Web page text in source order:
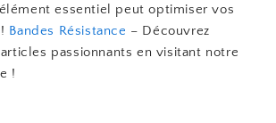
essentiel peut optimiser vos
Bandes Résistance – Découvrez
passionnants en visitant notre
!